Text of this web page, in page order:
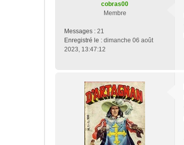
cobras00
Membre
Messages : 21
Enregistré le : dimanche 06 août
2023, 13:47:12